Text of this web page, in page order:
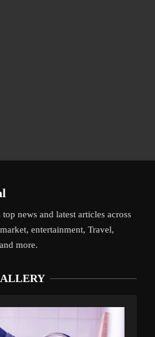
news and latest articles across
entertainment, Travel,
more.